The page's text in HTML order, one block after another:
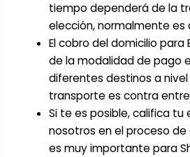
tiempo dependerá de la
elección, normalmente es
El cobro del domicilio
de la modalidad de pago
diferentes destinos a nivel
transporte es contra
Si te es posible, califica tu
nosotros en el proceso
es muy importante para